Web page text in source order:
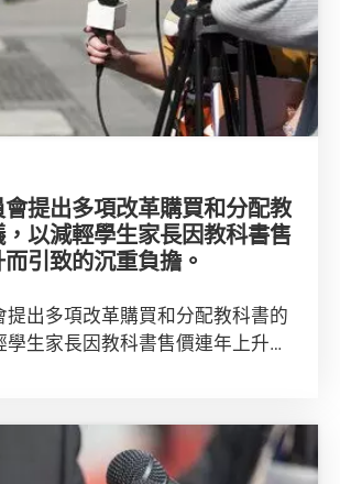
提出多項改革購買和分配教
以減輕學生家長因教科書售
引致的沉重負擔。
提出多項改革購買和分配教科書的
生家長因教科書售價連年上升而